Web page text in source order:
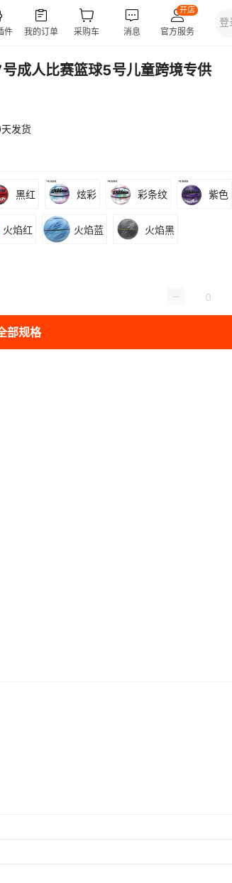
成人比赛篮球5号儿童跨境专供
发货
黑红 炫彩 彩条纹 紫色
火焰红 火焰蓝 火焰黑
部规格